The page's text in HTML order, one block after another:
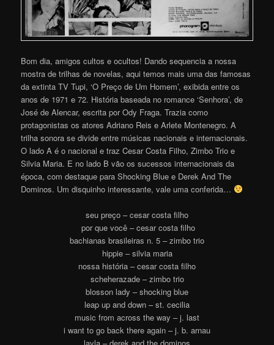
Bom dia, amigos cultos e ocultos! Dando sequencia a nossa
mostra de trilhas de novelas, aqui temos mais uma das famosas
da extinta TV Tupi, ‘O Preço de Um Homem’, exibida entre os
anos de 1971 e 72. História baseada no romance ‘Senhora’, de
José de Alencar, escrita por Ody Fraga. Trazia como
protagonistas os atores Adriano Reis e Arlete Montenegro. A
trilha sonora se divide entre músicas nacionais e internacionais.
O lado A é o nacional e traz Cesar Costa Filho, Zimbo Trio e
Silvia Maria. E no lado B vão os sucessos internacionais da
época, com destaque para Shocking Blue e Derek And The
Dominos. Um disquinho interessante, vale uma conferida…
seu preço – cesar costa filho
por que você – cesar costa filho
bachianas brasileiras n. 5 – zimbo trio
hippie – silvia maria
nossa história – cesar costa filho
scheherazade – zimbo trio
blosson lady – shocking blue
leap up and down – st. cecilia
music from across the way – j. last
i want to go back there again – j. b. arnau
layla – derek and the dominos